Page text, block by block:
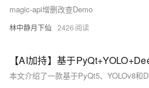
magic-api增删改查Demo
林中静月下仙 2426